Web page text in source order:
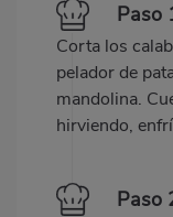
Paso
Corta los
pelador de
mandolina.
hirviendo,
Paso